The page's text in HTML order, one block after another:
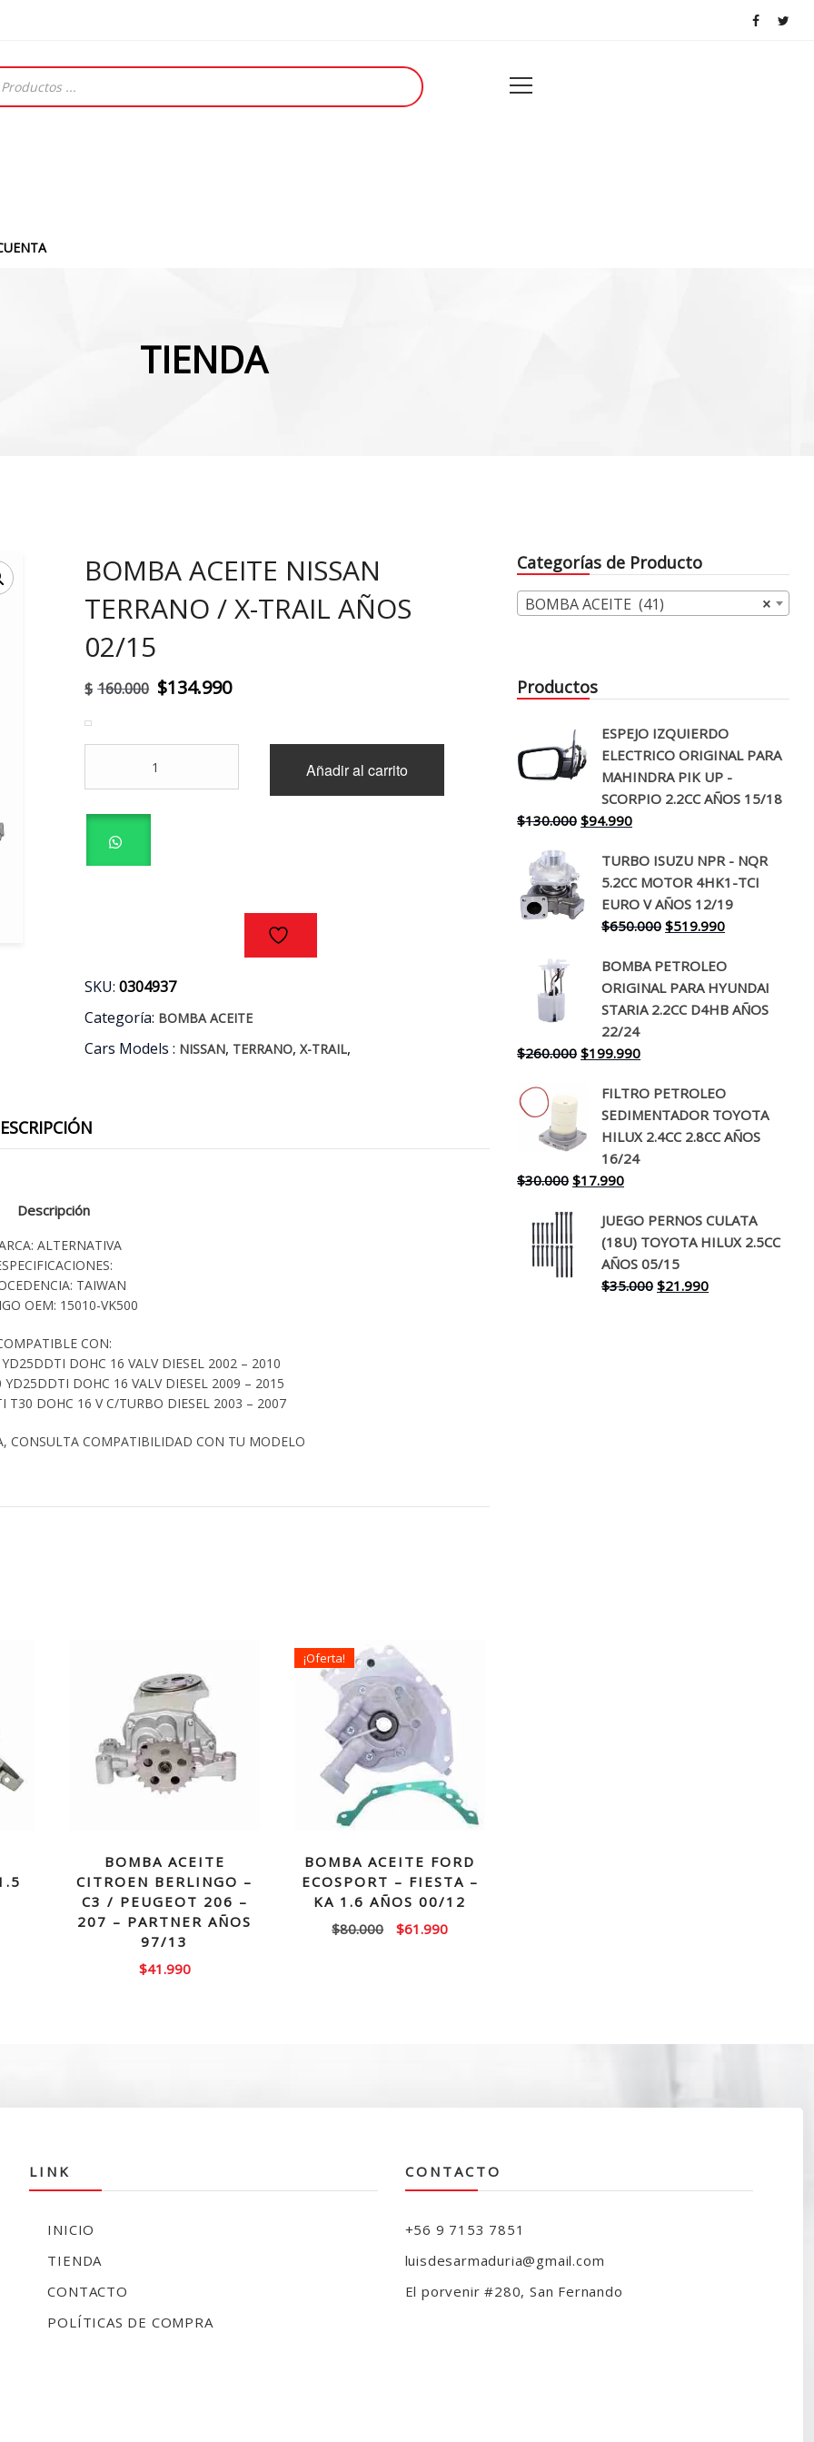
TIENDA
BOMBA ACEITE NISSAN
TERRANO / X-TRAIL AÑOS
02/15
$ 160.000 El
original
$134.990El
actual
$134.990.
NISSAN
TERRANO
TRAIL
Añadir al carrito
SKU:0304937
Categoría: BOMBA ACEITE
Cars Models : NISSAN, TERRANO,X-TRAIL,
Descripción
ALTERNATIVA
TAIWAN
OEM: 15010-VK500
CON:
DOHC 16 VALV DIESEL 2002 – 2010
DOHC 16 VALV DIESEL 2009 – 2015
T30 DOHC 16 V C/TURBO DIESEL 2003 – 2007
CONSULTA COMPATIBILIDAD CON TU MODELO
BOMBA ACEITE
CITROEN BERLINGO –
C3 / PEUGEOT 206 –
207 – PARTNER AÑOS
97/13
$41.990
¡Oferta!
BOMBA ACEITE FORD
ECOSPORT – FIESTA –
KA 1.6 AÑOS 00/12
$80.000
El
$61.990El
Categorías de Producto
×
BOMBA ACEITE (41)
Productos
ESPEJO IZQUIERDO
ELECTRICO ORIGINAL PARA
MAHINDRA PIK UP -
SCORPIO 2.2CC AÑOS 15/18
$130.000 El
original
era:
$130.000.
$94.990El
actual
es:
$94.990.
TURBO ISUZU NPR - NQR
5.2CC MOTOR 4HK1-TCI
EURO V AÑOS 12/19
$650.000 El
original
era:
$650.000.
$519.990El
actual
es:
$519.990.
BOMBA PETROLEO
ORIGINAL PARA HYUNDAI
STARIA 2.2CC D4HB AÑOS
22/24
$260.000 El
original
era:
$260.000.
$199.990El
actual
es:
$199.990.
FILTRO PETROLEO
SEDIMENTADOR TOYOTA
HILUX 2.4CC 2.8CC AÑOS
16/24
$30.000 El
original
era:
$30.000.
$17.990El
actual
es:
$17.990.
JUEGO PERNOS CULATA
(18U) TOYOTA HILUX 2.5CC
AÑOS 05/15
$35.000 El
$21.990El
LINK
INICIO
TIENDA
CONTACTO
POLÍTICAS DE COMPRA
CONTACTO
+56 9 7153 7851
luisdesarmaduria@gmail.com
El porvenir #280, San Fernando